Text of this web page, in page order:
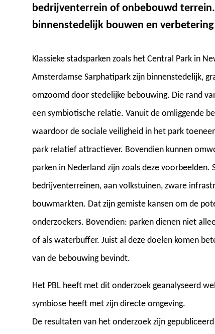
bedrijventerrein of onbebouwd
binnenstedelijk bouwen en
Klassieke stadsparken zoals het Central Park in
Amsterdamse Sarphatipark zijn binnenstedelijk,
omzoomd door stedelijke bebouwing. Die rand
een symbiotische relatie. Vanuit de omliggende
waardoor de sociale veiligheid in het park
park relatief attractiever. Bovendien kunnen
parken in Nederland zijn zoals deze voorbeelden.
bedrijventerreinen, aan volkstuinen, zware
bouwmarkten. Dat zijn gemiste kansen om de
onderzoekers. Bovendien: parken dienen niet
of als waterbuffer. Juist al deze doelen komen
van de bebouwing bevindt.
Het PBL heeft met dit onderzoek geanalyseerd
symbiose heeft met zijn directe omgeving.
De resultaten van het onderzoek zijn